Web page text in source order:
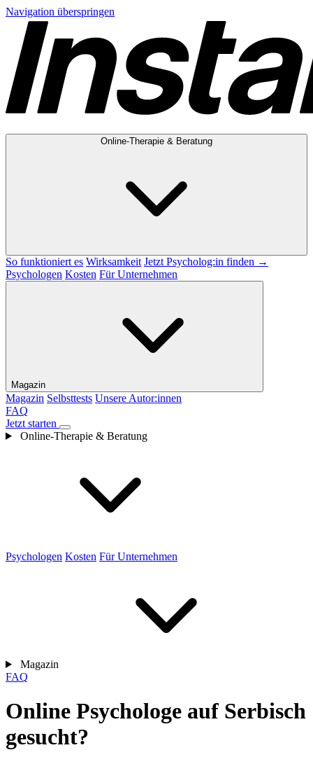
Navigation überspringen
Online-Therapie & Beratung
So funktioniert es Wirksamkeit Jetzt Psycholog:in finden →
Psychologen Kosten Für Unternehmen
Magazin
Magazin Selbsttests Unsere Autor:innen
FAQ
Jetzt starten
Online-Therapie & Beratung
Psychologen Kosten Für Unternehmen
Magazin
FAQ
Online Psychologe auf Serbisch
gesucht?